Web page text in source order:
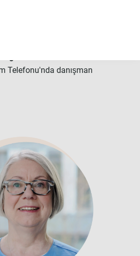
Telefonu'nda danışman